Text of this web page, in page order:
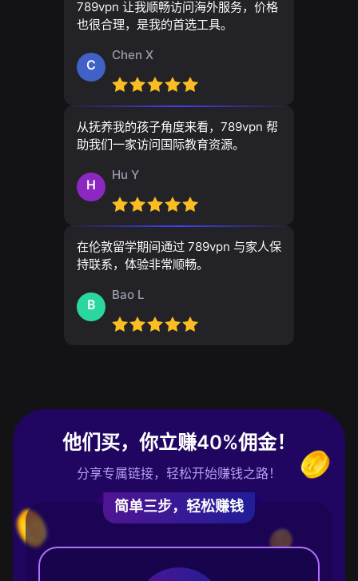
789vpn 让我顺畅访问海外服务，价格
也很合理，是我的首选工具。
C
Chen X
从抚养我的孩子角度来看，789vpn 帮
助我们一家访问国际教育资源。
H
Hu Y
在伦敦留学期间通过 789vpn 与家人保
持联系，体验非常顺畅。
B
Bao L
他们买，你立赚40%佣金！
分享专属链接，轻松开始赚钱之路！
简单三步，轻松赚钱